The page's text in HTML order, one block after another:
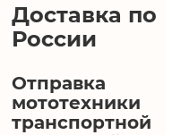
Доставка по
России
Отправка
мототехники
транспортной